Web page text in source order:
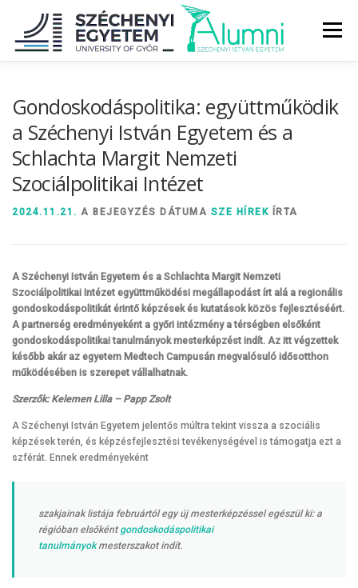
tartalomhoz
Menü
DIPLOMAÁTADÓ DIPLOMÁN TÚL
SZOLGÁLTATÁSOK ÉVFOLYAMOK
Gondoskodáspolitika: együttműködik
a Széchenyi István Egyetem és a
Schlachta Margit Nemzeti
Szociálpolitikai Intézet
2024.11.21. A BEJEGYZÉS DÁTUMA SZE HÍREK ÍRTA
A Széchenyi István Egyetem és a Schlachta Margit Nemzeti
Szociálpolitikai Intézet együttműködési megállapodást írt alá a regionális
gondoskodáspolitikát érintő képzések és kutatások közös fejlesztéséért.
A partnerség eredményeként a győri intézmény a térségben elsőként
gondoskodáspolitikai tanulmányok mesterképzést indít. Az itt végzettek
később akár az egyetem Medtech Campusán megvalósuló idősotthon
működésében is szerepet vállalhatnak.
Szerzők: Kelemen Lilla – Papp Zsolt
A Széchenyi István Egyetem jelentős múltra tekint vissza a szociális
képzések terén, és képzésfejlesztési tevékenységével is támogatja ezt a
szférát. Ennek eredményeként
szakjainak listája februártól egy új mesterképzéssel egészül ki: a
régióban elsőként gondoskodáspolitikai
tanulmányokmesterszakot indít.